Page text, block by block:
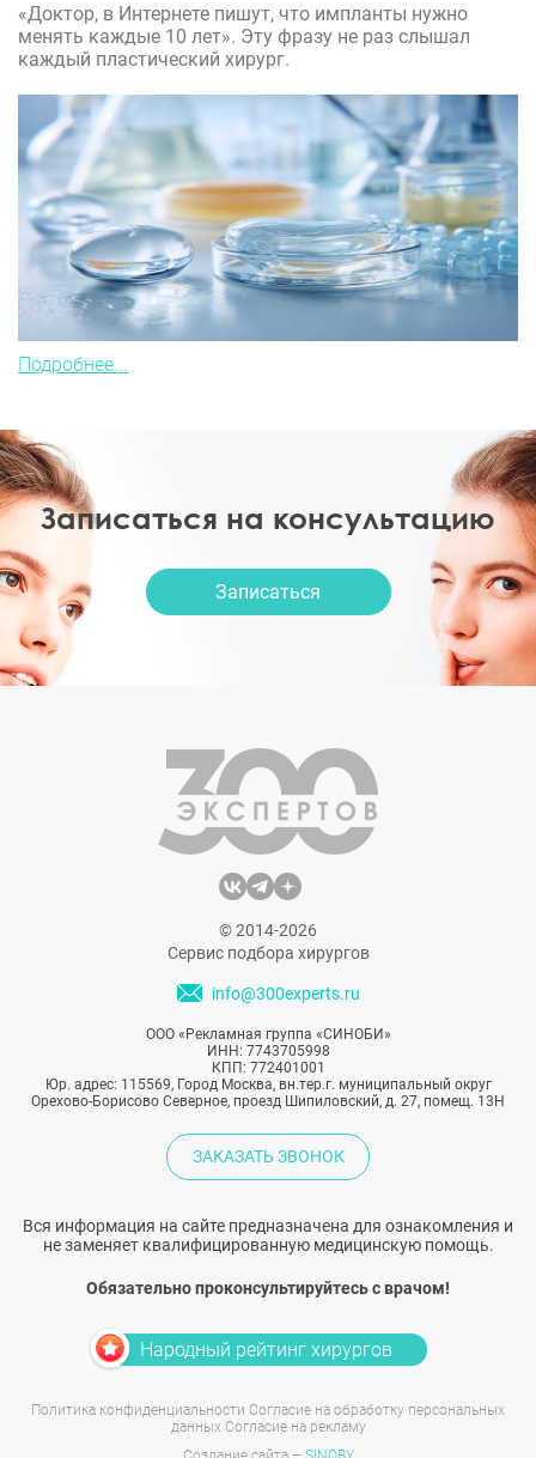
«Доктор, в Интернете пишут, что импланты нужно
менять каждые 10 лет». Эту фразу не раз слышал
каждый пластический хирург.
Подробнее...
Записаться на консультацию
Записаться
© 2014-2026
Сервис подбора хирургов
info@300experts.ru
ООО «Рекламная группа «СИНОБИ»
ИНН: 7743705998
КПП: 772401001
Юр. адрес: 115569, Город Москва, вн.тер.г. муниципальный округ
Орехово-Борисово Северное, проезд Шипиловский, д. 27, помещ. 13Н
ЗАКАЗАТЬ ЗВОНОК
Вся информация на сайте предназначена для ознакомления и
не заменяет квалифицированную медицинскую помощь.
Обязательно проконсультируйтесь с врачом!
Народный рейтинг хирургов
Политика конфиденциальности Согласие на обработку персональных
данных Согласие на рекламу